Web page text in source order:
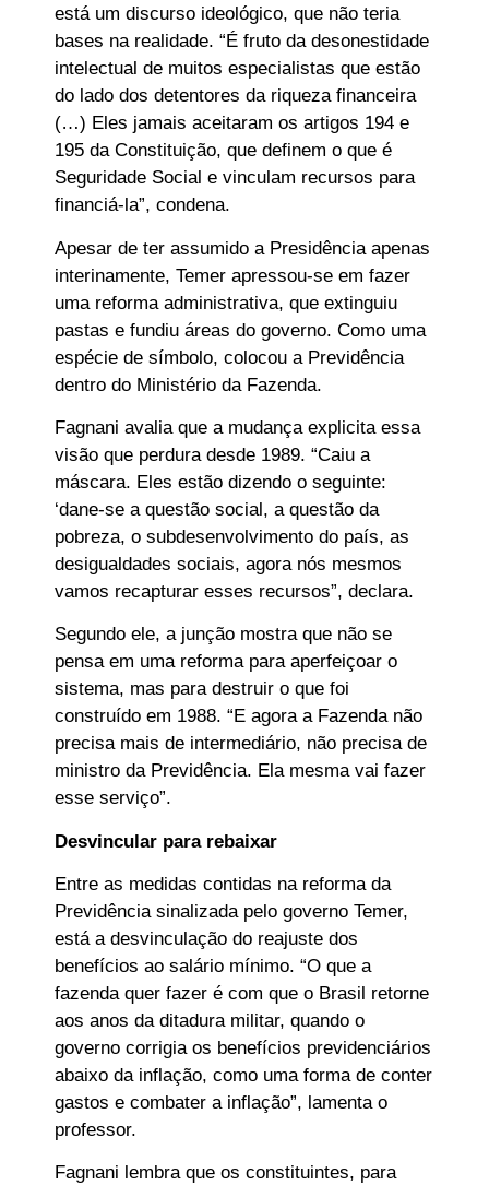
está um discurso ideológico, que não teria
bases na realidade. “É fruto da desonestidade
intelectual de muitos especialistas que estão
do lado dos detentores da riqueza financeira
(…) Eles jamais aceitaram os artigos 194 e
195 da Constituição, que definem o que é
Seguridade Social e vinculam recursos para
financiá-la”, condena.
Apesar de ter assumido a Presidência apenas
interinamente, Temer apressou-se em fazer
uma reforma administrativa, que extinguiu
pastas e fundiu áreas do governo. Como uma
espécie de símbolo, colocou a Previdência
dentro do Ministério da Fazenda.
Fagnani avalia que a mudança explicita essa
visão que perdura desde 1989. “Caiu a
máscara. Eles estão dizendo o seguinte:
‘dane-se a questão social, a questão da
pobreza, o subdesenvolvimento do país, as
desigualdades sociais, agora nós mesmos
vamos recapturar esses recursos”, declara.
Segundo ele, a junção mostra que não se
pensa em uma reforma para aperfeiçoar o
sistema, mas para destruir o que foi
construído em 1988. “E agora a Fazenda não
precisa mais de intermediário, não precisa de
ministro da Previdência. Ela mesma vai fazer
esse serviço”.
Desvincular para rebaixar
Entre as medidas contidas na reforma da
Previdência sinalizada pelo governo Temer,
está a desvinculação do reajuste dos
benefícios ao salário mínimo. “O que a
fazenda quer fazer é com que o Brasil retorne
aos anos da ditadura militar, quando o
governo corrigia os benefícios previdenciários
abaixo da inflação, como uma forma de conter
gastos e combater a inflação”, lamenta o
professor.
Fagnani lembra que os constituintes, para